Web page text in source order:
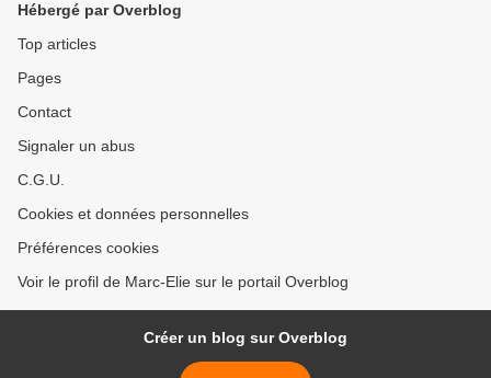
Hébergé par Overblog
Top articles
Pages
Contact
Signaler un abus
C.G.U.
Cookies et données personnelles
Préférences cookies
Voir le profil de Marc-Elie sur le portail Overblog
Créer un blog sur Overblog